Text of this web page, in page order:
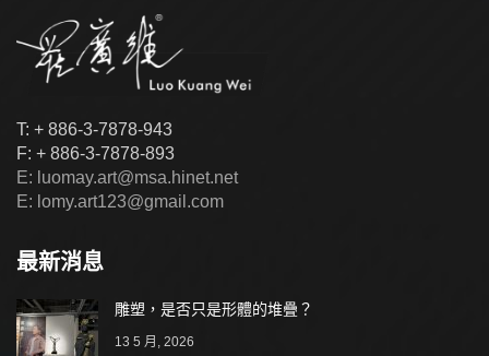
T: + 886-3-7878-943
F: + 886-3-7878-893
E: luomay.art@msa.hinet.net
E: lomy.art123@gmail.com
最新消息
雕塑，是否只是形體的堆疊？
13 5 月, 2026